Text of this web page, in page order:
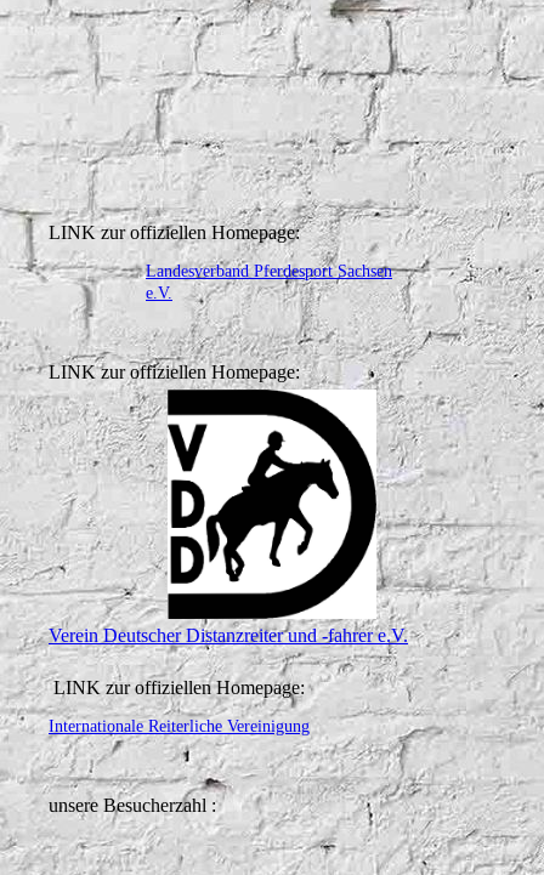
LINK zur offiziellen Homepage:
Landesverband Pferdesport Sachsen
e.V.
LINK zur offiziellen Homepage:
Verein Deutscher Distanzreiter und -fahrer e.V.
LINK zur offiziellen Homepage:
Internationale Reiterliche Vereinigung
unsere Besucherzahl :